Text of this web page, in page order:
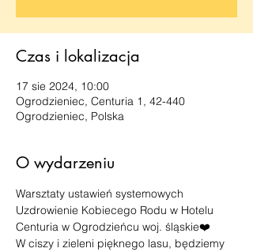
Czas i lokalizacja
17 sie 2024, 10:00
Ogrodzieniec, Centuria 1, 42-440
Ogrodzieniec, Polska
O wydarzeniu
Warsztaty ustawień systemowych
Uzdrowienie Kobiecego Rodu w Hotelu
Centuria w Ogrodzieńcu woj. śląskie❤️
W ciszy i zieleni pięknego lasu, będziemy